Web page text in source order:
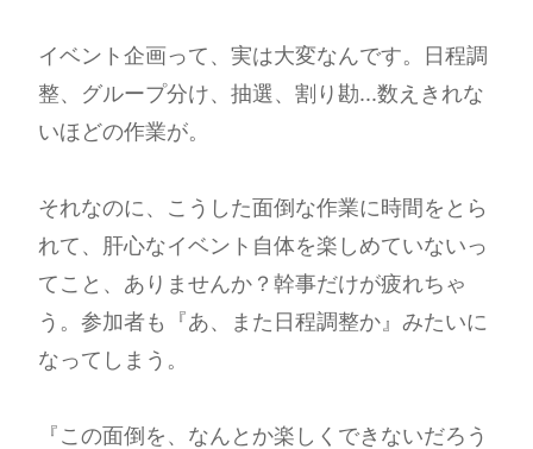
イベント企画って、実は大変なんです。日程調
整、グループ分け、抽選、割り勘...数えきれな
いほどの作業が。
それなのに、こうした面倒な作業に時間をとら
れて、肝心なイベント自体を楽しめていないっ
てこと、ありませんか？幹事だけが疲れちゃ
う。参加者も『あ、また日程調整か』みたいに
なってしまう。
『この面倒を、なんとか楽しくできないだろう